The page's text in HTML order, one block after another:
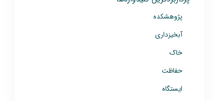
پژوهشکده
آبخیزداری
خاک
حفاظت
ایستگاه